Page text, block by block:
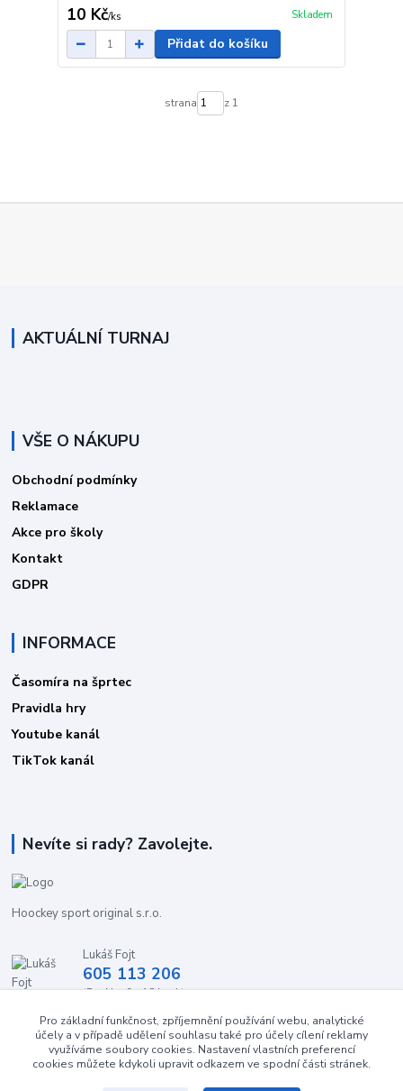
10 Kč/ks Skladem
Přidat do košíku
strana z 1
AKTUÁLNÍ TURNAJ
VŠE O NÁKUPU
Obchodní podmínky
Reklamace
Akce pro školy
Kontakt
GDPR
INFORMACE
Časomíra na šprtec
Pravidla hry
Youtube kanál
TikTok kanál
Nevíte si rady? Zavolejte.
Hoockey sport original s.r.o.
Lukáš Fojt
605 113 206
(Po-Ne, 9 - 18 hod.)
info@stolnihokej-shop.cz
Pro základní funkčnost, zpříjemnění používání webu, analytické
účely a v případě udělení souhlasu také pro účely cílení reklamy
využíváme soubory cookies. Nastavení vlastních preferencí
cookies můžete kdykoli upravit odkazem ve spodní části stránek.